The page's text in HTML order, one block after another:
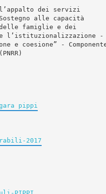
l’appalto dei servizi
alle capacità
famiglie e dei
l’istituzionalizzazione -
coesione” -
pippi
2017